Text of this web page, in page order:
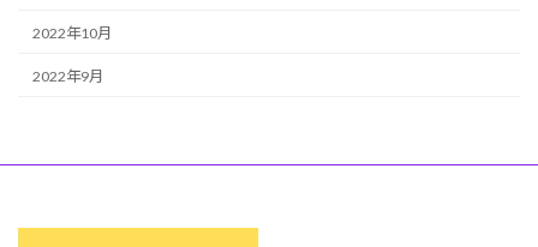
2022年10月
2022年9月